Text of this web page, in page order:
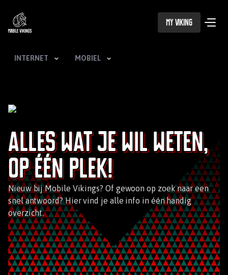
My Viking
INTERNET MOBIEL
Alles wat je wil weten,
op één plek!
Nieuw bij Mobile Vikings? Of gewoon op zoek naar een
snel antwoord? Hier vind je alle info in één handig
overzicht.